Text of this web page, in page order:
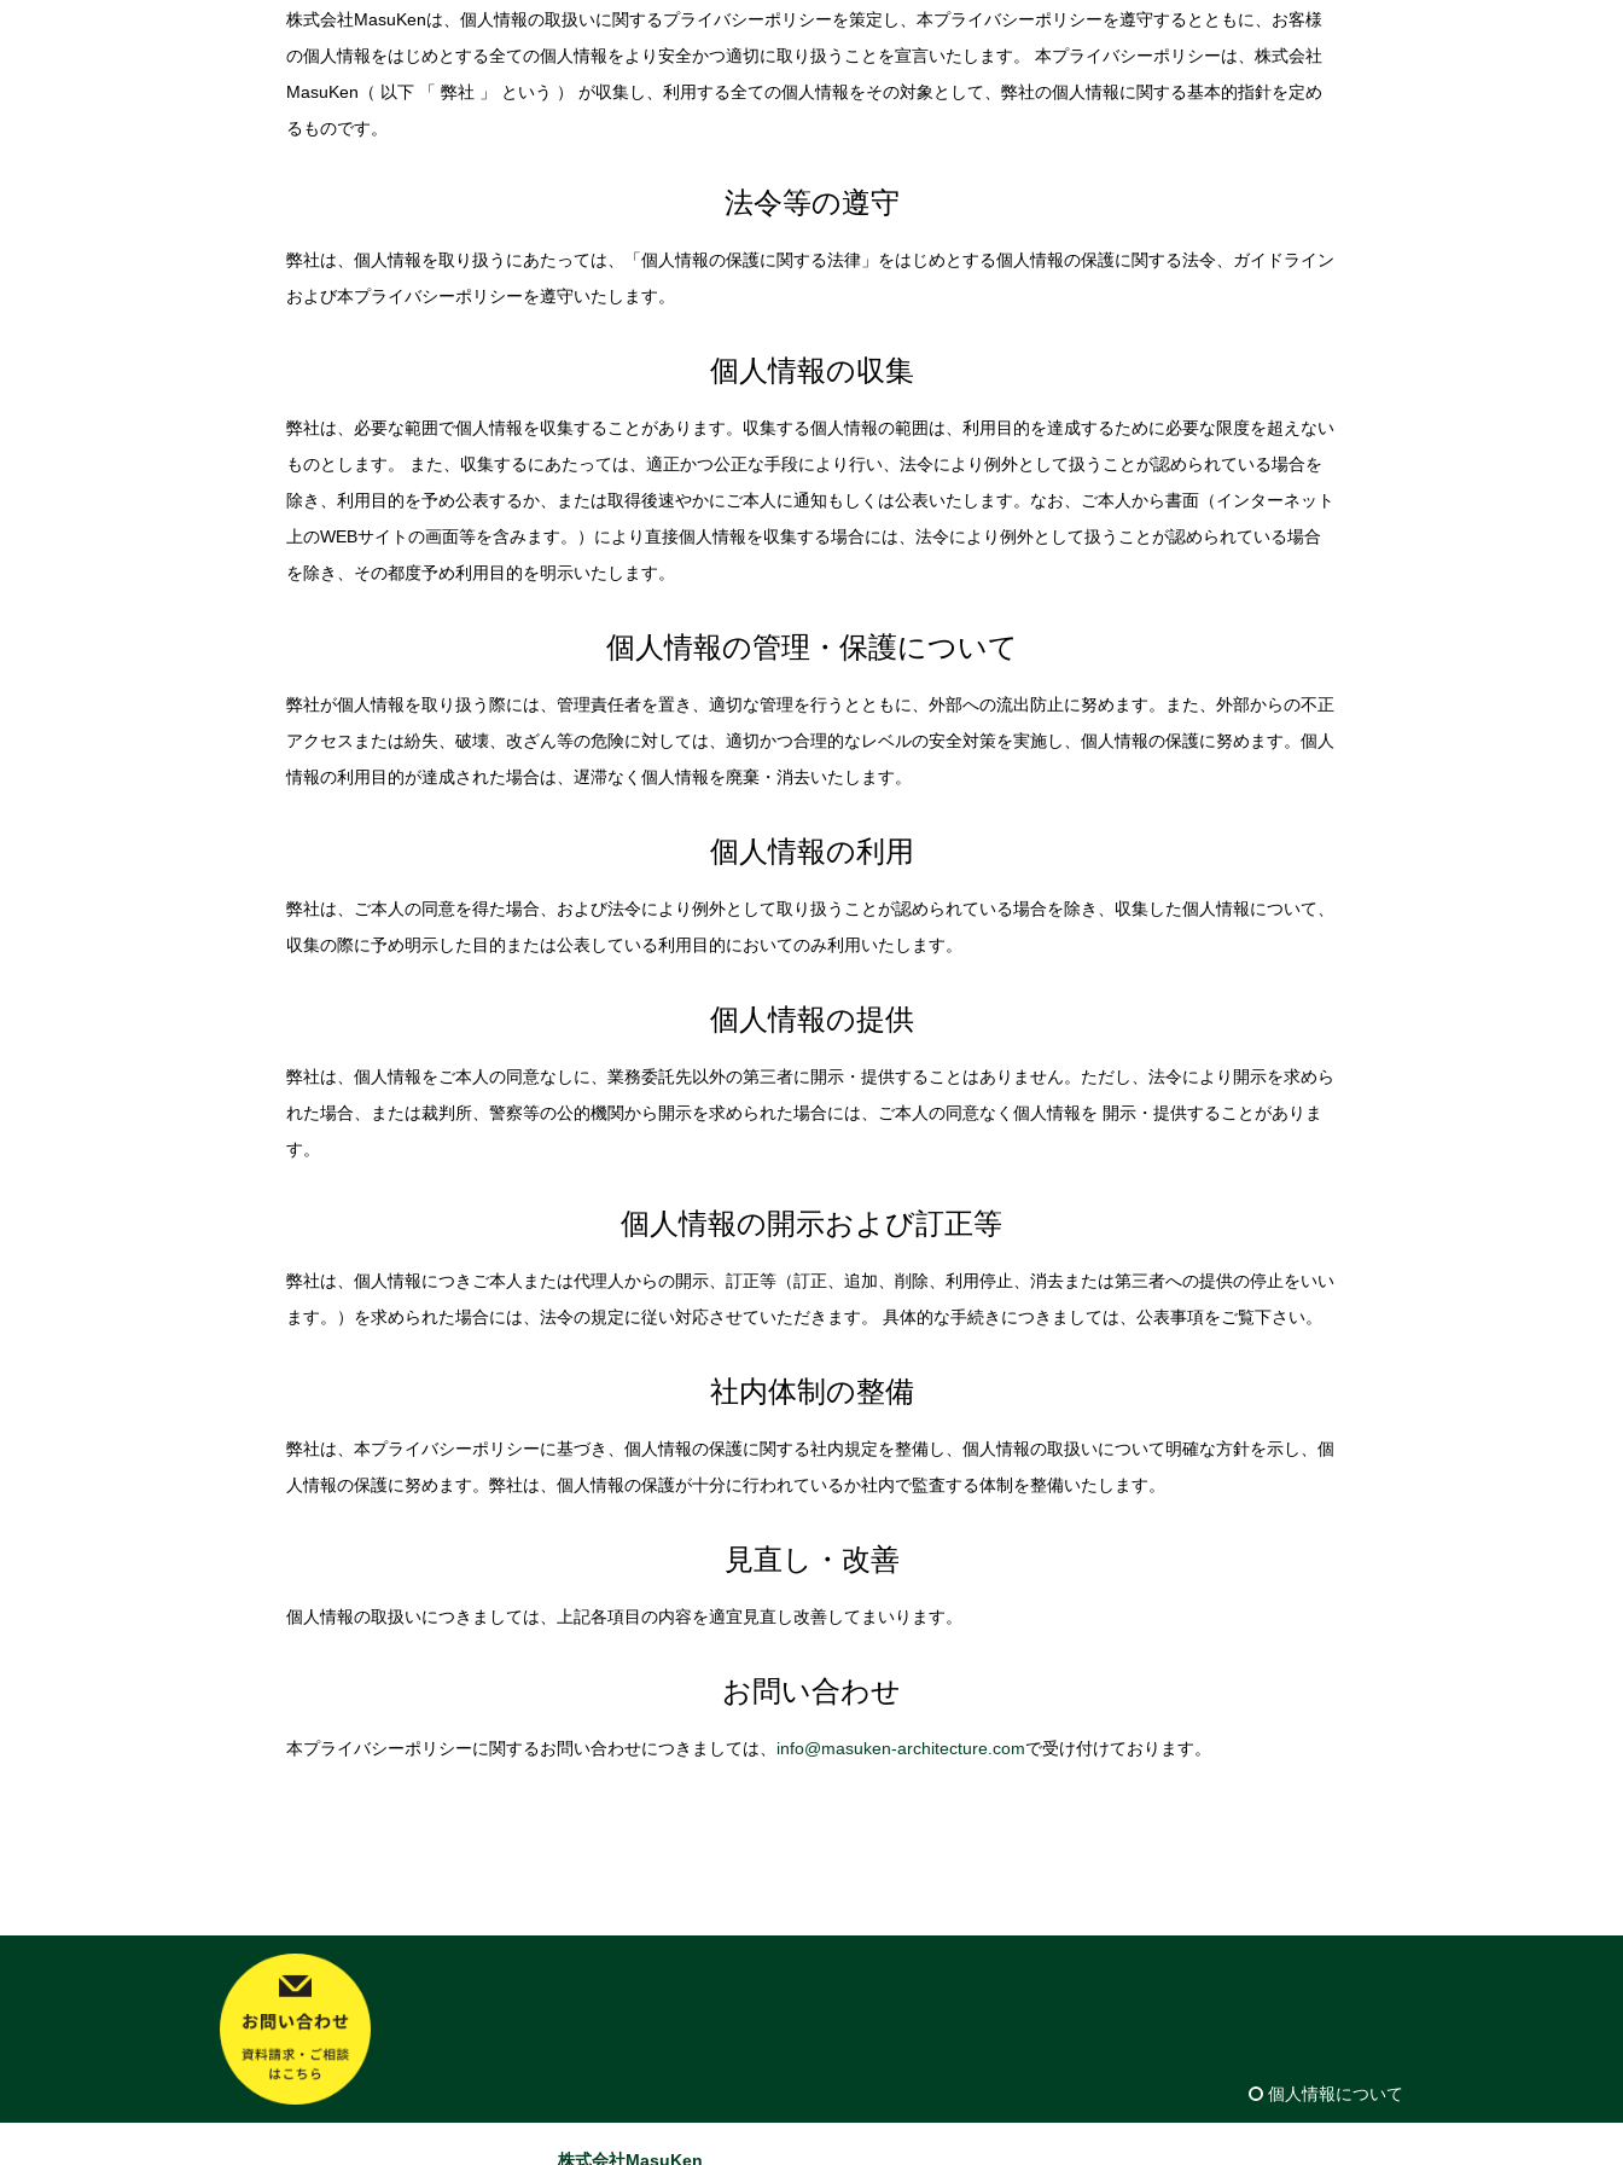
株式会社MasuKenは、個人情報の取扱いに関するプライバシーポリシーを策定し、本プライバシーポリシーを遵守するとともに、お客様
の個人情報をはじめとする全ての個人情報をより安全かつ適切に取り扱うことを宣言いたします。 本プライバシーポリシーは、株式会社
MasuKen（ 以下 「 弊社 」 という ） が収集し、利用する全ての個人情報をその対象として、弊社の個人情報に関する基本的指針を定め
るものです。
法令等の遵守
弊社は、個人情報を取り扱うにあたっては、「個人情報の保護に関する法律」をはじめとする個人情報の保護に関する法令、ガイドライン
および本プライバシーポリシーを遵守いたします。
個人情報の収集
弊社は、必要な範囲で個人情報を収集することがあります。収集する個人情報の範囲は、利用目的を達成するために必要な限度を超えない
ものとします。 また、収集するにあたっては、適正かつ公正な手段により行い、法令により例外として扱うことが認められている場合を
除き、利用目的を予め公表するか、または取得後速やかにご本人に通知もしくは公表いたします。なお、ご本人から書面（インターネット
上のWEBサイトの画面等を含みます。）により直接個人情報を収集する場合には、法令により例外として扱うことが認められている場合
を除き、その都度予め利用目的を明示いたします。
個人情報の管理・保護について
弊社が個人情報を取り扱う際には、管理責任者を置き、適切な管理を行うとともに、外部への流出防止に努めます。また、外部からの不正
アクセスまたは紛失、破壊、改ざん等の危険に対しては、適切かつ合理的なレベルの安全対策を実施し、個人情報の保護に努めます。個人
情報の利用目的が達成された場合は、遅滞なく個人情報を廃棄・消去いたします。
個人情報の利用
弊社は、ご本人の同意を得た場合、および法令により例外として取り扱うことが認められている場合を除き、収集した個人情報について、
収集の際に予め明示した目的または公表している利用目的においてのみ利用いたします。
個人情報の提供
弊社は、個人情報をご本人の同意なしに、業務委託先以外の第三者に開示・提供することはありません。ただし、法令により開示を求めら
れた場合、または裁判所、警察等の公的機関から開示を求められた場合には、ご本人の同意なく個人情報を 開示・提供することがありま
す。
個人情報の開示および訂正等
弊社は、個人情報につきご本人または代理人からの開示、訂正等（訂正、追加、削除、利用停止、消去または第三者への提供の停止をいい
ます。）を求められた場合には、法令の規定に従い対応させていただきます。 具体的な手続きにつきましては、公表事項をご覧下さい。
社内体制の整備
弊社は、本プライバシーポリシーに基づき、個人情報の保護に関する社内規定を整備し、個人情報の取扱いについて明確な方針を示し、個
人情報の保護に努めます。弊社は、個人情報の保護が十分に行われているか社内で監査する体制を整備いたします。
見直し・改善
個人情報の取扱いにつきましては、上記各項目の内容を適宜見直し改善してまいります。
お問い合わせ
本プライバシーポリシーに関するお問い合わせにつきましては、 info@masuken-architecture.comで受け付けております。
個人情報について
株式会社MasuKen